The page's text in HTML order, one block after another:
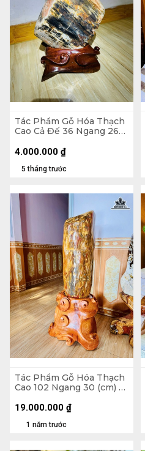
Tác Phẩm Gỗ Hóa Thạch
Cao Cả Đế 36 Ngang 26
5 tháng trước
4.000.000 ₫
Tác Phẩm Gỗ Hóa Thạch
Cao 102 Ngang 30 (cm) -
1 năm trước
19.000.000 ₫